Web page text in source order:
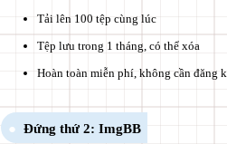
Tải lên 100 tệp cùng lúc
Tệp lưu trong 1 tháng, có thể xóa
Hoàn toàn miễn phí, không cần đăng
Đứng thứ 2: ImgBB